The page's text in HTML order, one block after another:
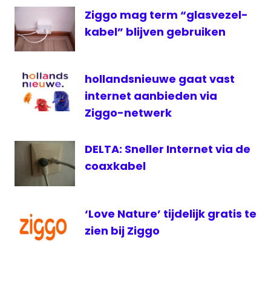
medianieuws
Reggefiber
telecom
toegang
UPC
Ziggo mag term “glasvezel-
kabel” blijven gebruiken
hollandsnieuwe gaat vast
internet aanbieden via
Ziggo-netwerk
DELTA: Sneller Internet via de
coaxkabel
‘Love Nature’ tijdelijk gratis te
zien bij Ziggo